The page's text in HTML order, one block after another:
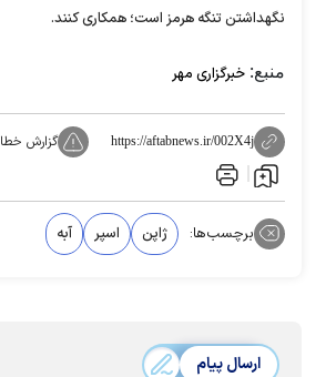
نگهداشتن تنگه هرمز است؛ همکاری کنند.
منبع: خبرگزاری مهر
https://aftabnews.ir/002X4j گزارش خطا
برچسب‌ها: ژاپن اسپر آبه
ارسال پیام